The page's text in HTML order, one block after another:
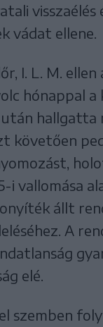
visszaélés
vádat ellene.
I. L. M. ellen
hónappal a
után hallgatta
követően
i vallomása
állt
A
elé.
szemben